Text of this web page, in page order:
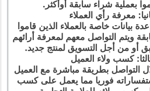
بعملية شراء سابقة أوأكثر.
معرفة رأي العملاء
بيانات خاصة بالعملاء الذين قاموا
ويتم التواصل معهم لمعرفة أرائهم
أو من أجل التسويق لمنتج جديد.
كسب ولاء العميل
التواصل بطريقة مباشرة مع العميل
فوريا مما يعمل على كسب